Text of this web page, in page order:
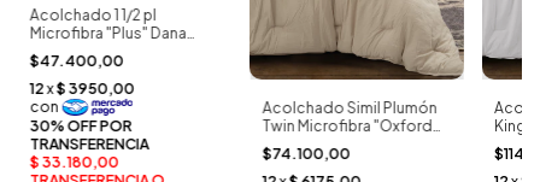
Acolchado 1 1/2 pl
Microfibra "Plus" Dana
Jean Cartier
$47.400,00
Acolchado Simil Plumón
Twin Microfibra "Oxford
Platinum 700 HQ" ARENA
Jean Cartier
$74.100,00
King
Jean